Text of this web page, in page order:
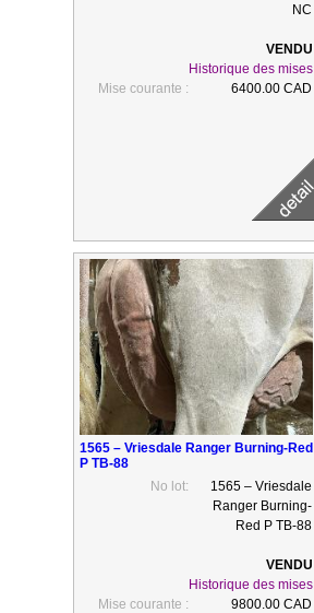
NC
Historique des mises
Mise courante :
6400.00 CAD
1565 – Vriesdale Ranger Burning-Red
P TB-88
No lot:
1565 – Vriesdale
Ranger Burning-
Red P TB-88
Historique des mises
Mise courante :
9800.00 CAD